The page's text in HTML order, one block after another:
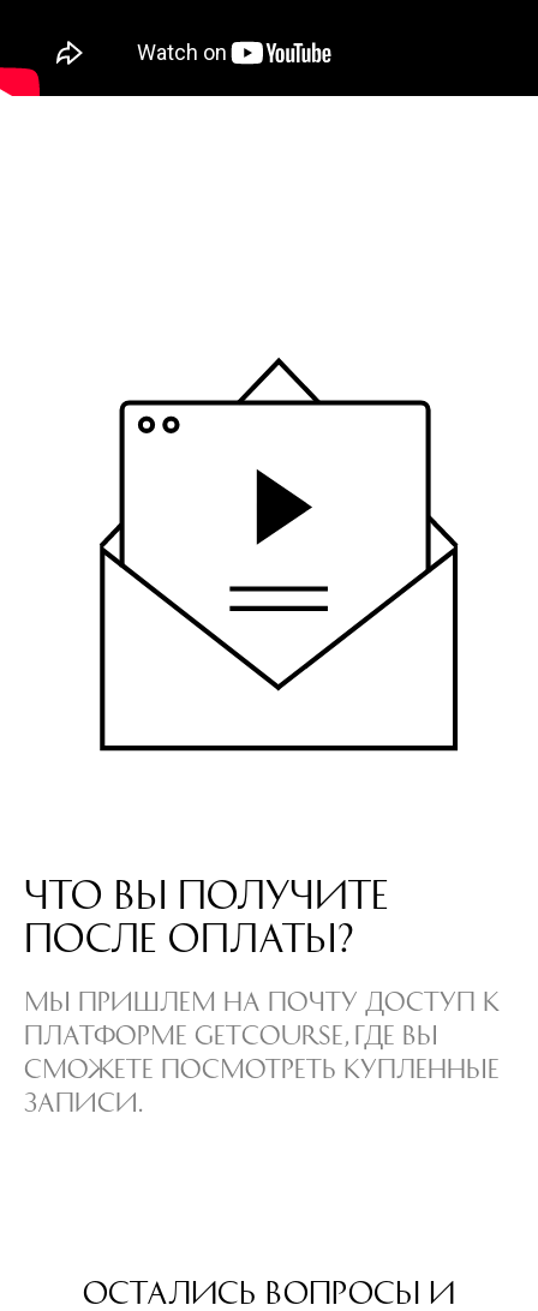
Что вы получите
после оплаты?
Мы пришлем на почту доступ к
платформе getcourse, где Вы
сможете посмотреть купленные
записи.
Остались вопросы и